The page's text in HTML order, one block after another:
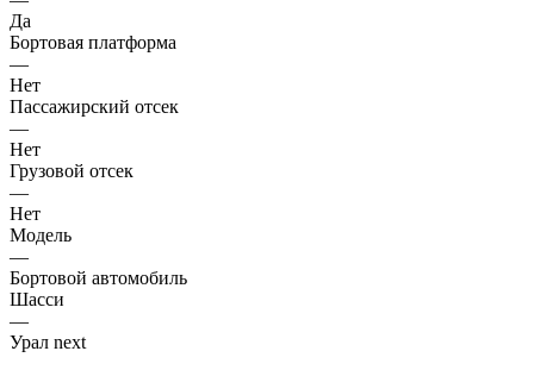
Да
Бортовая платформа
—
Нет
Пассажирский отсек
—
Нет
Грузовой отсек
—
Нет
Модель
—
Бортовой автомобиль
Шасси
—
Урал next